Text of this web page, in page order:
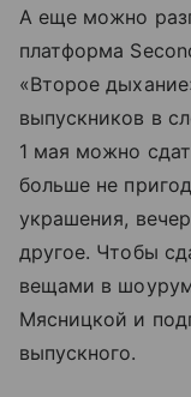
А еще можно
платформа
«Второе
выпускников в
1 мая можно
больше не
украшения,
другое. Чтобы
вещами в
Мясницкой и
выпускного.